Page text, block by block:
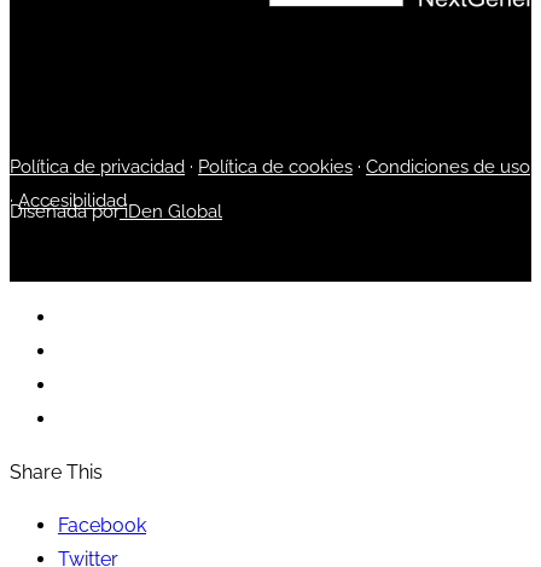
Política de privacidad · Política de cookies · Condiciones de uso
·Accesibilidad
Diseñada poriDen Global
Share This
Facebook
Twitter